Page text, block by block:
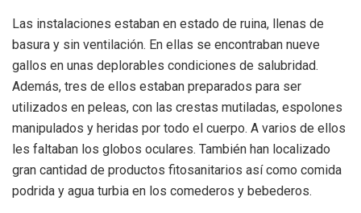
Las instalaciones estaban en estado de ruina, llenas de
basura y sin ventilación. En ellas se encontraban nueve
gallos en unas deplorables condiciones de salubridad.
Además, tres de ellos estaban preparados para ser
utilizados en peleas, con las crestas mutiladas, espolones
manipulados y heridas por todo el cuerpo. A varios de ellos
les faltaban los globos oculares. También han localizado
gran cantidad de productos fitosanitarios así como comida
podrida y agua turbia en los comederos y bebederos.